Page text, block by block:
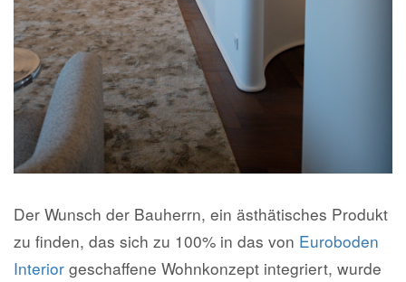
Der Wunsch der Bauherrn, ein ästhätisches Produkt
zu finden, das sich zu 100% in das von Euroboden
Interior geschaffene Wohnkonzept integriert, wurde